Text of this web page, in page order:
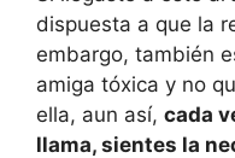
dispuesta a que la
embargo, también
amiga tóxica y no
ella, aun así, cada
llama, sientes la